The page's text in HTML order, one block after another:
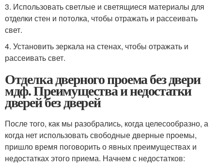
3. Использовать светлые и светящиеся материалы для
отделки стен и потолка, чтобы отражать и рассеивать
свет.
4. Установить зеркала на стенах, чтобы отражать и
рассеивать свет.
Отделка дверного проема без двери
мдф. Преимущества и недостатки
дверей без дверей
После того, как мы разобрались, когда целесообразно, а
когда нет использовать свободные дверные проемы,
пришло время поговорить о явных преимуществах и
недостатках этого приема. Начнем с недостатков: